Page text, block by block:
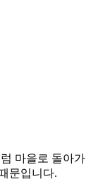
마을로 돌아가
문입니다.